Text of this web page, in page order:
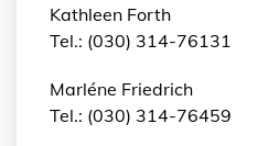
Kathleen Forth
Tel.: (030) 314-76131
Marléne Friedrich
Tel.: (030) 314-76459